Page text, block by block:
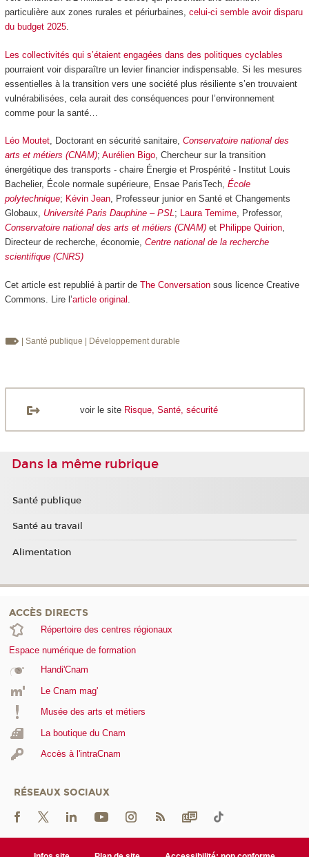
particulière aux zones rurales et périurbaines, celui-ci semble avoir disparu
du budget 2025.
Les collectivités qui s’étaient engagées dans des politiques cyclables
pourraient voir disparaître un levier financier indispensable. Si les mesures
essentielles à la transition vers une société plus résiliente s’en trouvaient
vulnérabilisées, cela aurait des conséquences pour l’environnement
comme pour la santé…
Léo Moutet, Doctorant en sécurité sanitaire, Conservatoire national des
arts et métiers (CNAM); Aurélien Bigo, Chercheur sur la transition
énergétique des transports - chaire Énergie et Prospérité - Institut Louis
Bachelier, École normale supérieure, Ensae ParisTech, École
polytechnique; Kévin Jean, Professeur junior en Santé et Changements
Globaux, Université Paris Dauphine – PSL; Laura Temime, Professor,
Conservatoire national des arts et métiers (CNAM)et Philippe Quirion,
Directeur de recherche, économie, Centre national de la recherche
scientifique (CNRS)
Cet article est republié à partir de The Conversationsous licence Creative
Commons. Lire l’article original
| Santé publique | Développement durable
voir le site Risque, Santé, sécurité
Dans la même rubrique
Santé publique
Santé au travail
Alimentation
ACCÈS DIRECTS
Répertoire des centres régionaux
Espace numérique de formation
Handi'Cnam
Le Cnam mag'
Musée des arts et métiers
La boutique du Cnam
Accès à l'intraCnam
RÉSEAUX SOCIAUX